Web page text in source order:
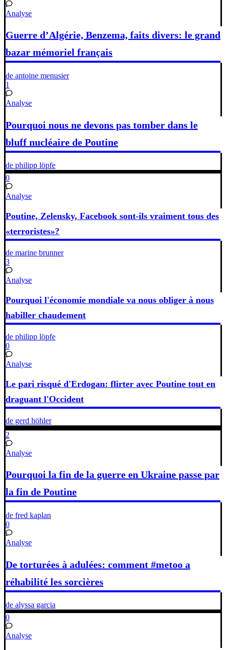
Analyse
Guerre d’Algérie, Benzema, faits divers: le grand
bazar mémoriel français
de antoine menusier
1
Analyse
Pourquoi nous ne devons pas tomber dans le
bluff nucléaire de Poutine
de philipp löpfe
0
Analyse
Poutine, Zelensky, Facebook sont-ils vraiment tous des
«terroristes»?
de marine brunner
3
Analyse
Pourquoi l'économie mondiale va nous obliger à nous
habiller chaudement
de philipp löpfe
0
Analyse
Le pari risqué d'Erdogan: flirter avec Poutine tout en
draguant l'Occident
de gerd höhler
2
Analyse
Pourquoi la fin de la guerre en Ukraine passe par
la fin de Poutine
de fred kaplan
0
Analyse
De torturées à adulées: comment #metoo a
réhabilité les sorcières
de alyssa garcia
0
Analyse